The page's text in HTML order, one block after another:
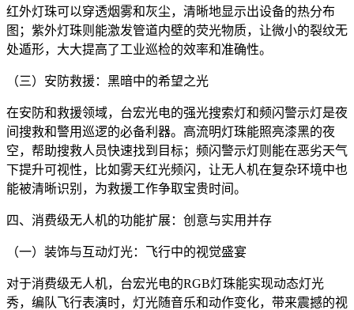
红外灯珠可以穿透烟雾和灰尘，清晰地显示出设备的热分布
图；紫外灯珠则能激发管道内壁的荧光物质，让微小的裂纹无
处遁形，大大提高了工业巡检的效率和准确性。
（三）安防救援：黑暗中的希望之光
在安防和救援领域，台宏光电的强光搜索灯和频闪警示灯是夜
间搜救和警用巡逻的必备利器。高流明灯珠能照亮漆黑的夜
空，帮助搜救人员快速找到目标；频闪警示灯则能在恶劣天气
下提升可视性，比如雾天红光频闪，让无人机在复杂环境中也
能被清晰识别，为救援工作争取宝贵时间。
四、消费级无人机的功能扩展：创意与实用并存
（一）装饰与互动灯光：飞行中的视觉盛宴
对于消费级无人机，台宏光电的RGB灯珠能实现动态灯光
秀，编队飞行表演时，灯光随音乐和动作变化，带来震撼的视